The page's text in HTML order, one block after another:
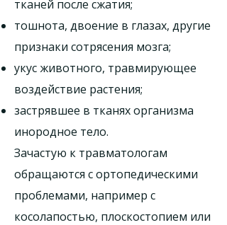
тканей после сжатия;
тошнота, двоение в глазах, другие
признаки сотрясения мозга;
укус животного, травмирующее
воздействие растения;
застрявшее в тканях организма
инородное тело.
Зачастую к травматологам
обращаются с ортопедическими
проблемами, например с
косолапостью, плоскостопием или